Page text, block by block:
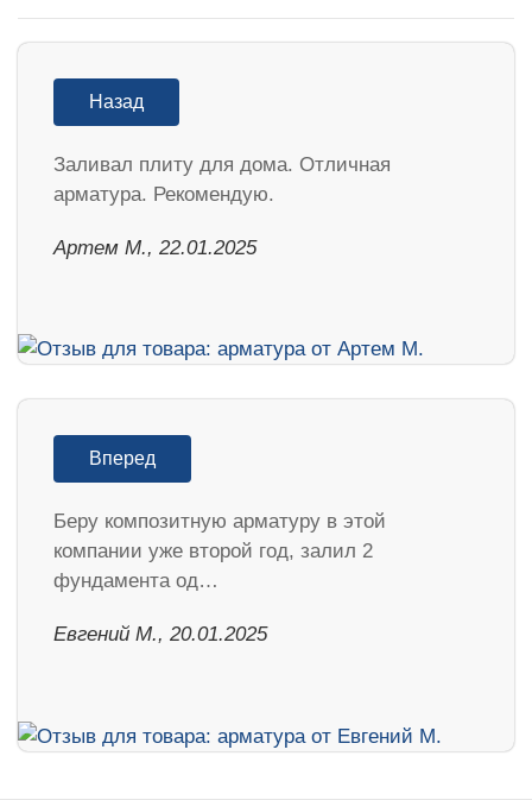
Назад
Заливал плиту для дома. Отличная
арматура. Рекомендую.
Артем М., 22.01.2025
Вперед
Беру композитную арматуру в этой
компании уже второй год, залил 2
фундамента од…
​Евгений М., 20.01.2025